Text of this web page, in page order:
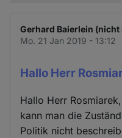
Gerhard Baierlein
Mo. 21 Jan 2019 - 13:12
Hallo Herr
Hallo Herr
kann man die
Politik nicht